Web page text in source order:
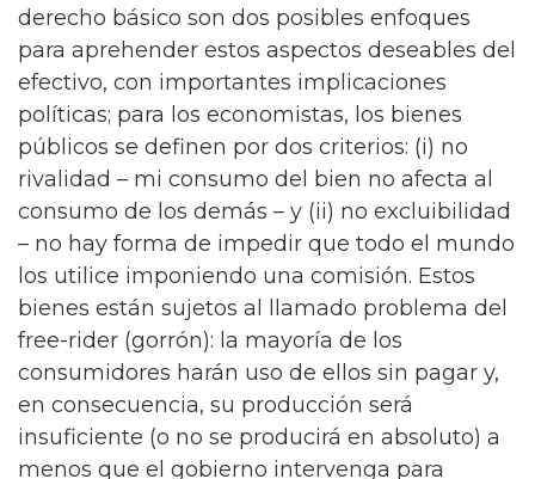
derecho básico son dos posibles enfoques
para aprehender estos aspectos deseables del
efectivo, con importantes implicaciones
políticas; para los economistas, los bienes
públicos se definen por dos criterios: (i) no
rivalidad – mi consumo del bien no afecta al
consumo de los demás – y (ii) no excluibilidad
– no hay forma de impedir que todo el mundo
los utilice imponiendo una comisión. Estos
bienes están sujetos al llamado problema del
free-rider (gorrón): la mayoría de los
consumidores harán uso de ellos sin pagar y,
en consecuencia, su producción será
insuficiente (o no se producirá en absoluto) a
menos que el gobierno intervenga para